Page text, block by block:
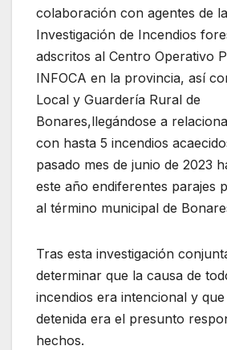
colaboración con agentes de
Investigación de Incendios
adscritos al Centro Operativo
INFOCA en la provincia, así
Local y Guardería Rural de
Bonares,llegándose a re
con hasta 5 incendios
pasado mes de junio de 2023
este año endiferentes parajes
al término municipal de Bo
Tras esta investigación
determinar que la causa de
incendios era intencional y
detenida era el presunto
hechos.